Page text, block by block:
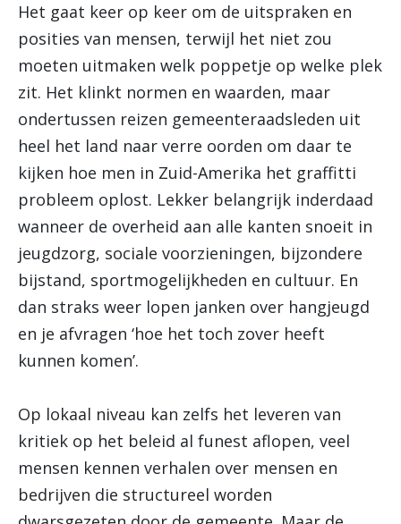
Het gaat keer op keer om de uitspraken en
posities van mensen, terwijl het niet zou
moeten uitmaken welk poppetje op welke plek
zit. Het klinkt normen en waarden, maar
ondertussen reizen gemeenteraadsleden uit
heel het land naar verre oorden om daar te
kijken hoe men in Zuid-Amerika het graffitti
probleem oplost. Lekker belangrijk inderdaad
wanneer de overheid aan alle kanten snoeit in
jeugdzorg, sociale voorzieningen, bijzondere
bijstand, sportmogelijkheden en cultuur. En
dan straks weer lopen janken over hangjeugd
en je afvragen ‘hoe het toch zover heeft
kunnen komen’.
Op lokaal niveau kan zelfs het leveren van
kritiek op het beleid al funest aflopen, veel
mensen kennen verhalen over mensen en
bedrijven die structureel worden